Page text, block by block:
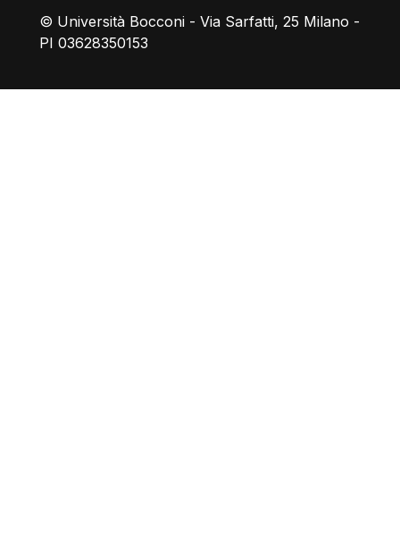
© Università Bocconi - Via Sarfatti, 25 Milano -
PI 03628350153